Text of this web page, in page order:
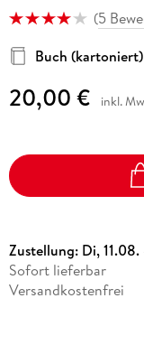
Bestseller
(5
Buch (kartoniert)
20,00 € inkl.
Zustellung: Di,
Sofort lieferbar
Versandkostenfrei